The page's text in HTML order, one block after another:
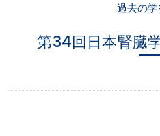
過去の
第34回日本腎臓